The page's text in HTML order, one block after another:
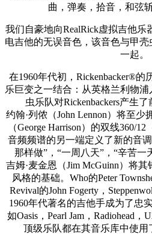
曲，弹奏，拾音，和弦
我们自豪地向RealRick虚拟吉他乐
电吉他的无误音色，该音色与甲
一起。
在1960年代初，Rickenbacker®的
乐巨变之一结合：从英格兰利物
虫乐队对Rickenbackers产生
约翰·列侬（John Lennon）将至少
（George Harrison）的双线360/
音频频谱的另一端定义了新的音
那样做”，“一周八天”，“辛苦一
吉姆·麦金恩（Jim McGuinn）将
风格的基础。Who的Peter
Revival的John Fogerty，
1960年代著名的吉他手成为了忠
如Oasis，Pearl Jam，Radiohead
顶级乐队都在其音乐库中使用